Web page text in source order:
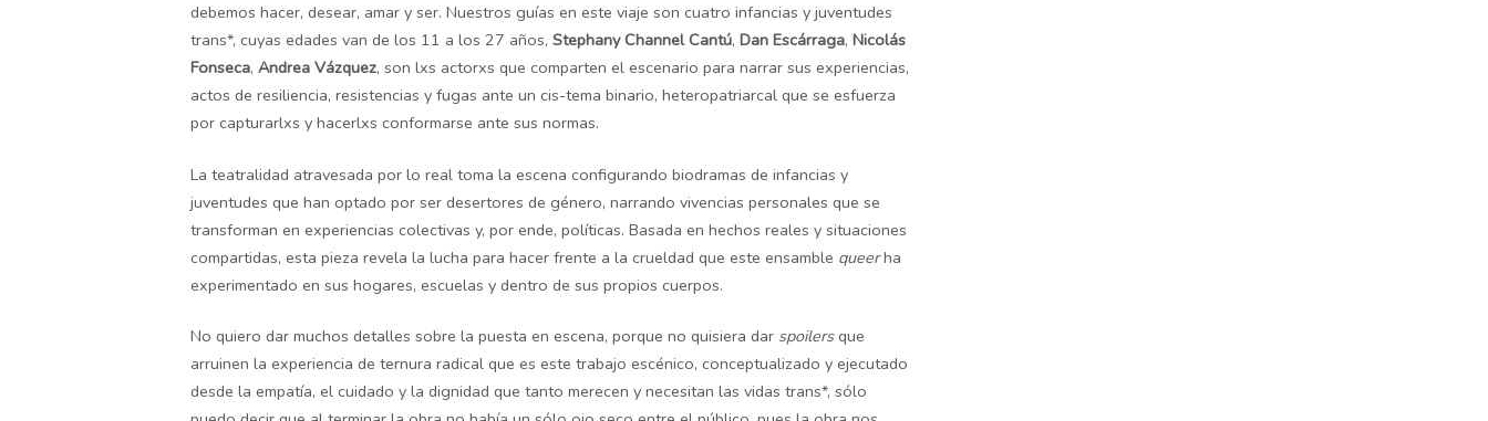
debemos hacer, desear, amar y ser. Nuestros guías en este viaje son cuatro infancias y juventudes
trans*, cuyas edades van de los 11 a los 27 años, Stephany Channel Cantú, Dan Escárraga, Nicolás
Fonseca, Andrea Vázquez, son lxs actorxs que comparten el escenario para narrar sus experiencias,
actos de resiliencia, resistencias y fugas ante un cis-tema binario, heteropatriarcal que se esfuerza
por capturarlxs y hacerlxs conformarse ante sus normas.
La teatralidad atravesada por lo real toma la escena configurando biodramas de infancias y
juventudes que han optado por ser desertores de género, narrando vivencias personales que se
transforman en experiencias colectivas y, por ende, políticas. Basada en hechos reales y situaciones
compartidas, esta pieza revela la lucha para hacer frente a la crueldad que este ensamble queerha
experimentado en sus hogares, escuelas y dentro de sus propios cuerpos.
No quiero dar muchos detalles sobre la puesta en escena, porque no quisiera dar spoilersque
arruinen la experiencia de ternura radical que es este trabajo escénico, conceptualizado y ejecutado
desde la empatía, el cuidado y la dignidad que tanto merecen y necesitan las vidas trans*, sólo